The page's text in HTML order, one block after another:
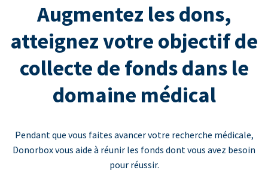
Augmentez les dons,
atteignez votre objectif de
collecte de fonds dans le
domaine médical
Pendant que vous faites avancer votre recherche médicale,
Donorbox vous aide à réunir les fonds dont vous avez besoin
pour réussir.